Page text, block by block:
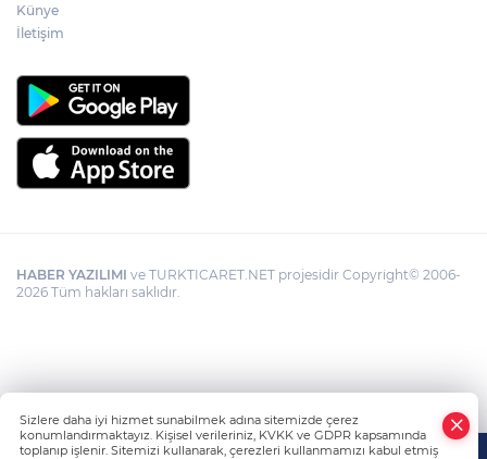
Künye
İletişim
HABER YAZILIMI ve TURKTICARET.NET projesidir Copyright© 2006-
2026 Tüm hakları saklıdır.
Sizlere daha iyi hizmet sunabilmek adına sitemizde çerez
konumlandırmaktayız. Kişisel verileriniz, KVKK ve GDPR kapsamında
toplanıp işlenir. Sitemizi kullanarak, çerezleri kullanmamızı kabul etmiş